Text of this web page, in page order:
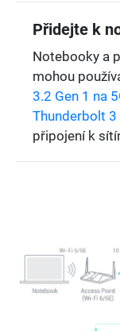
Přidejte k
Notebooky a
mohou
3.2 Gen 1 na
Thunderbolt 3
připojení k